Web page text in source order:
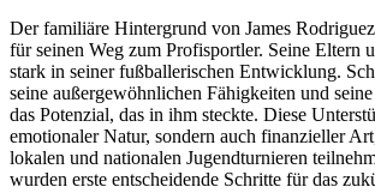
Der familiäre Hintergrund von James
für seinen Weg zum Profisportler. Seine Eltern
stark in seiner fußballerischen Entwicklung.
seine außergewöhnlichen Fähigkeiten und
das Potenzial, das in ihm steckte. Diese
emotionaler Natur, sondern auch finanzieller
lokalen und nationalen Jugendturnieren
wurden erste entscheidende Schritte für das